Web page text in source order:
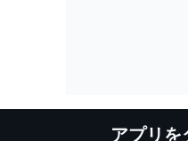
アプリを